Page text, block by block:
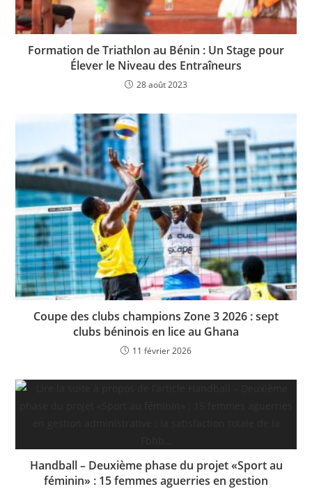
Formation de Triathlon au Bénin : Un Stage pour
Élever le Niveau des Entraîneurs
28 août 2023
Coupe des clubs champions Zone 3 2026 : sept
clubs béninois en lice au Ghana
11 février 2026
Handball – Deuxième phase du projet «Sport au
féminin» : 15 femmes aguerries en gestion